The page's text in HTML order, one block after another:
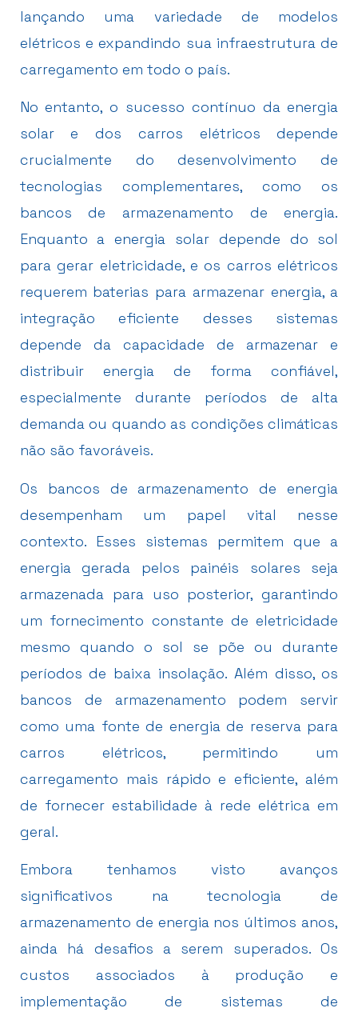
lançando uma variedade de modelos
elétricos e expandindo sua infraestrutura de
carregamento em todo o país.
No entanto, o sucesso contínuo da energia
solar e dos carros elétricos depende
crucialmente do desenvolvimento de
tecnologias complementares, como os
bancos de armazenamento de energia.
Enquanto a energia solar depende do sol
para gerar eletricidade, e os carros elétricos
requerem baterias para armazenar energia, a
integração eficiente desses sistemas
depende da capacidade de armazenar e
distribuir energia de forma confiável,
especialmente durante períodos de alta
demanda ou quando as condições climáticas
não são favoráveis.
Os bancos de armazenamento de energia
desempenham um papel vital nesse
contexto. Esses sistemas permitem que a
energia gerada pelos painéis solares seja
armazenada para uso posterior, garantindo
um fornecimento constante de eletricidade
mesmo quando o sol se põe ou durante
períodos de baixa insolação. Além disso, os
bancos de armazenamento podem servir
como uma fonte de energia de reserva para
carros elétricos, permitindo um
carregamento mais rápido e eficiente, além
de fornecer estabilidade à rede elétrica em
geral.
Embora tenhamos visto avanços
significativos na tecnologia de
armazenamento de energia nos últimos anos,
ainda há desafios a serem superados. Os
custos associados à produção e
implementação de sistemas de